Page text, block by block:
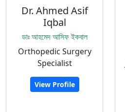
Dr. Ahmed Asif
Iqbal
ডাঃ আহমেদ আসিফ ইকবাল
Orthopedic Surgery
Specialist
View Profile